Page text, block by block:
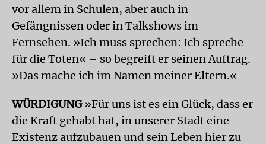
vor allem in Schulen, aber auch in
Gefängnissen oder in Talkshows im
Fernsehen. »Ich muss sprechen: Ich spreche
für die Toten« – so begreift er seinen Auftrag.
»Das mache ich im Namen meiner Eltern.«
WÜRDIGUNG»Für uns ist es ein Glück, dass er
die Kraft gehabt hat, in unserer Stadt eine
Existenz aufzubauen und sein Leben hier zu